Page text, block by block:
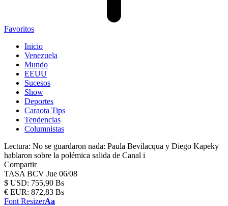
Favoritos
Inicio
Venezuela
Mundo
EEUU
Sucesos
Show
Deportes
Caraota Tips
Tendencias
Columnistas
Lectura: No se guardaron nada: Paula Bevilacqua y Diego Kapeky
hablaron sobre la polémica salida de Canal i
Compartir
TASA BCV Jue 06/08
$ USD: 755,90 Bs
€ EUR: 872,83 Bs
Font ResizerAa